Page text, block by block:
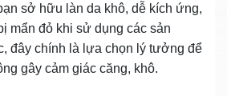
sở hữu làn da khô, dễ kích ứng,
mẩn đỏ khi sử dụng các sản
đây chính là lựa chọn lý tưởng để
gây cảm giác căng, khô.